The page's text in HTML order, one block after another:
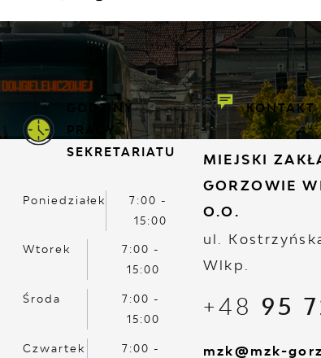
NASZA OFERTA INFORMACJE
GODZINY
PRACY
SEKRETARIATU
Poniedziałek
7:00 -
15:00
Wtorek
7:00 -
15:00
Środa
7:00 -
15:00
Czwartek
7:00 -
KONTAKT
MIEJSKI
GORZOWIE
O.O.
ul.
Wlkp.
+48 95
mzk@mzk-